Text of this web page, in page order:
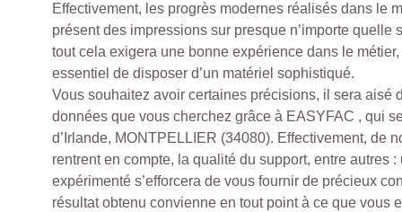
Effectivement, les progrès modernes réalisés dans le
présent des impressions sur presque n’importe quelle
tout cela exigera une bonne expérience dans le
essentiel de disposer d’un matériel sophistiqué.
Vous souhaitez avoir certaines précisions, il sera aisé
données que vous cherchez grâce à EASYFAC , qui
d’Irlande, MONTPELLIER (34080). Effectivement, de
rentrent en compte, la qualité du support, entre autres :
expérimenté s’efforcera de vous fournir de précieux
résultat obtenu convienne en tout point à ce que vous